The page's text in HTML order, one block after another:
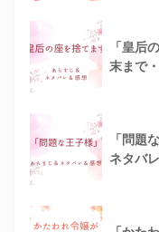
「皇后
末まで
「問題
ネタバ